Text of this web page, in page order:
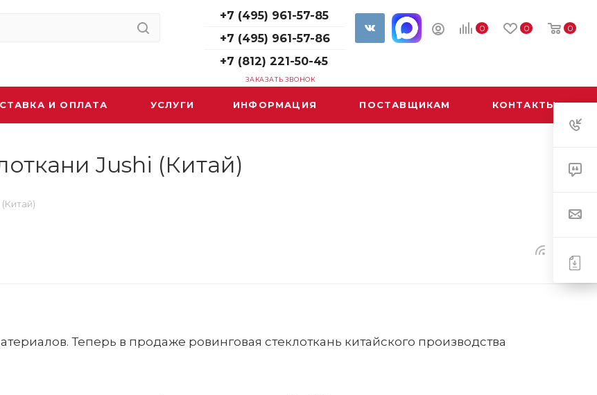
0 0 0
+7 (495) 961-57-85
+7 (495) 961-57-86
+7 (812) 221-50-45
ЗАКАЗАТЬ ЗВОНОК
И ОПЛАТА УСЛУГИ ИНФОРМАЦИЯ ПОСТАВЩИКАМ КОНТАКТЫ
Jushi (Китай)
Теперь в продаже ровинговая стеклоткань китайского производства